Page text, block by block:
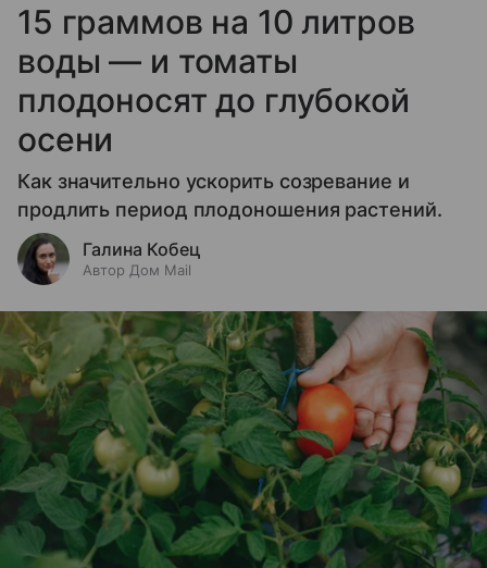
15 граммов на 10 литров
воды — и томаты
плодоносят до глубокой
осени
Как значительно ускорить созревание и
продлить период плодоношения растений.
Галина Кобец
Автор Дом Mail